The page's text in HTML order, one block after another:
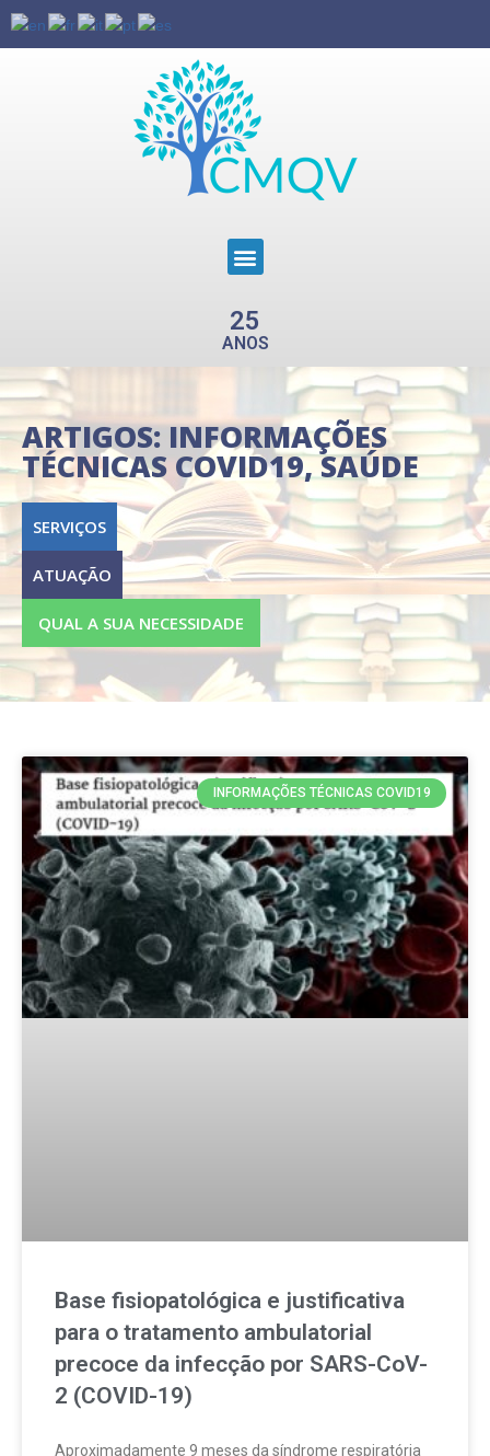
25
ANOS
ARTIGOS:INFORMAÇÕES
TÉCNICAS COVID19,SAÚDE
SERVIÇOS
ATUAÇÃO
QUAL A SUA NECESSIDADE
INFORMAÇÕES TÉCNICAS COVID19
Base fisiopatológica e justificativa
para o tratamento ambulatorial
precoce da infecção por SARS-CoV-
2 (COVID-19)
Aproximadamente 9 meses da síndrome respiratória